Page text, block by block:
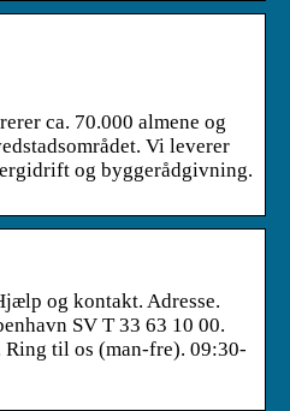
ca. 70.000 almene og
Vi leverer
og byggerådgivning.
og kontakt. Adresse.
SV T 33 63 10 00.
Ring til os (man-fre). 09:30-